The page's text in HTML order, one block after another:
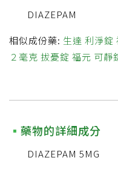
DIAZEPAM
相似成份藥: 生達 利淨錠
２毫克 拔憂錠 福元 可靜
藥物的詳細成分
DIAZEPAM 5MG